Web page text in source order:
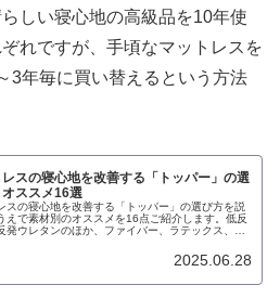
しい寝心地の高級品を10年使
れですが、手頃なマットレスを
3年毎に買い替えるという方法
レスの寝心地を改善する「トッパー」の選
ススメ16選
スの寝心地を改善する「トッパー」の選び方を説
えで素材別のオススメを16点ご紹介します。低反
発ウレタンのほか、ファイバー、ラテックス、ゲ
2025.06.28